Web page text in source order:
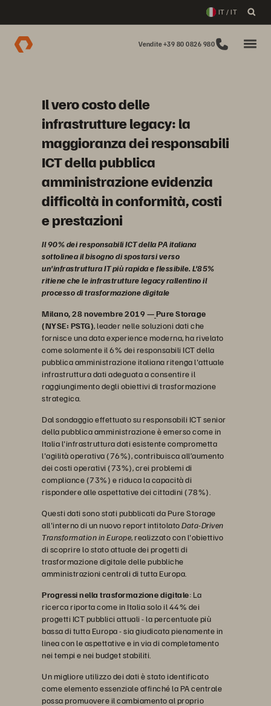
IT / IT
Vendite +39 80 0826 980
Il vero costo delle
infrastrutture legacy: la
maggioranza dei responsabili
ICT della pubblica
amministrazione evidenzia
difficoltà in conformità, costi
e prestazioni
Il 90% dei responsabili ICT della PA italiana
sottolinea il bisogno di spostarsi verso
un'infrastruttura IT più rapida e flessibile. L'85%
ritiene che le infrastrutture legacy rallentino il
processo di trasformazione digitale
Milano, 28 novembre 2019 —Pure Storage
(NYSE: PSTG), leader nelle soluzioni dati che
fornisce una data experience moderna, ha rivelato
come solamente il 6% dei responsabili ICT della
pubblica amministrazione italiana ritenga l'attuale
infrastruttura dati adeguata a consentire il
raggiungimento degli obiettivi di trasformazione
strategica.
Dal sondaggio effettuato su responsabili ICT senior
della pubblica amministrazione è emerso come in
Italia l'infrastruttura dati esistente comprometta
l'agilità operativa (76%), contribuisca all’aumento
dei costi operativi (73%), crei problemi di
compliance (73%) e riduca la capacità di
rispondere alle aspettative dei cittadini (78%).
Questi dati sono stati pubblicati da Pure Storage
all'interno di un nuovo report intitolatoData-Driven
Transformation in Europe, realizzato con l'obiettivo
di scoprire lo stato attuale dei progetti di
trasformazione digitale delle pubbliche
amministrazioni centrali di tutta Europa.
Progressi nella trasformazione digitale: La
ricerca riporta come in Italia solo il 44% dei
progetti ICT pubblici attuali - la percentuale più
bassa di tutta Europa - sia giudicata pienamente in
linea con le aspettative e in via di completamento
nei tempi e nei budget stabiliti.
Un migliore utilizzo dei dati è stato identificato
come elemento essenziale affinché la PA centrale
possa promuovere il cambiamento al proprio